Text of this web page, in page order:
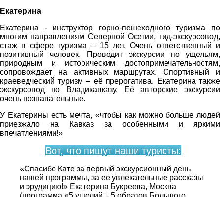
Екатерина
Екатерина - инструктор горно-пешеходного туризма по
многим направлениям Северной Осетии, гид-экскурсовод,
стаж в сфере туризма – 15 лет. Очень ответственный и
позитивный человек. Проводит экскурсии по ущельям,
природным и историческим достопримечательностям,
сопровождает на активных маршрутах. Спортивный и
краеведческий туризм – её прерогатива. Екатерина также
экскурсовод по Владикавказу. Её авторские экскурсии
очень познавательные.
У Екатерины есть мечта, «чтобы как можно больше людей
приезжало на Кавказ за особенными и яркими
впечатлениями!»
Вот, что пишут наши туристы:
«Спасибо Кате за первый экскурсионный день
нашей программы, за ее увлекательные рассказы
и эрудицию!» Екатерина Букреева, Москва
(программа «5 ущелий – 5 образов Большого